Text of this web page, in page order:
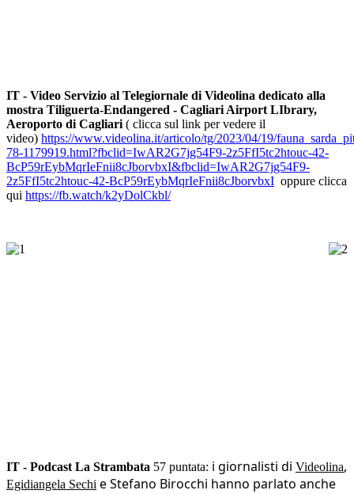
IT - Video Servizio al Telegiornale di Videolina dedicato alla
mostra Tiliguerta-Endangered - Cagliari Airport LIbrary,
Aeroporto di Cagliari ( clicca sul link per vedere il
video) https://www.videolina.it/articolo/tg/2023/04/19/
78-1179919.html?fbclid=IwAR2G7jg54F9-2z5FfI5tc2htouc-42-
BcP59rEybMqrIeFnii8cJborvbxI&fbclid=IwAR2G7jg54F9-
2z5FfI5tc2htouc-42-BcP59rEybMqrIeFnii8cJborvbxI oppure clicca
qui https://fb.watch/k2yDolCkbl/
IT - Podcast La Strambata 57 puntata: i giornalisti di Videolina,
Egidiangela Sechi e Stefano Birocchi hanno parlato anche